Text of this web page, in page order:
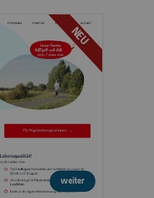
NEU
weiter